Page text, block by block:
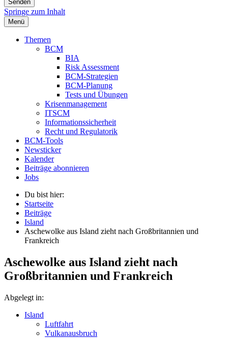
Springe zum Inhalt
Menü
Themen
BCM
BIA
Risk Assessment
BCM-Strategien
BCM-Planung
Tests und Übungen
Krisenmanagement
ITSCM
Informationssicherheit
Recht und Regulatorik
BCM-Tools
Newsticker
Kalender
Beiträge abonnieren
Jobs
Du bist hier:
Startseite
Beiträge
Island
Aschewolke aus Island zieht nach Großbritannien und
Frankreich
Aschewolke aus Island zieht nach
Großbritannien und Frankreich
Abgelegt in:
Island
Luftfahrt
Vulkanausbruch